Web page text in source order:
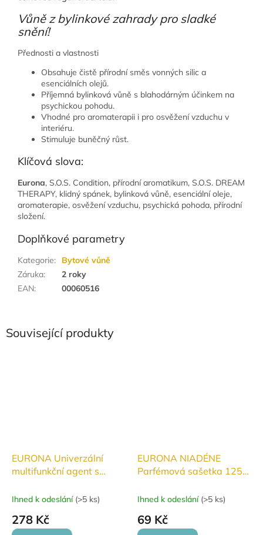
Související produkty
EURONA Univerzální
multifunkční agent s
Ihned k odeslání (>5 ks)
278 Kč
EURONA NIADÉNE
Parfémová sašetka 125
Ihned k odeslání (>5 ks)
69 Kč
Vůně z bylinkové zahrady pro sladké
snění!
Přednosti a vlastnosti
Obsahuje čistě přírodní směs vonných silic a
esenciálních olejů.
Příjemná bylinková vůně s blahodárným účinkem na
psychickou pohodu.
Vhodné pro aromaterapii i pro osvěžení vzduchu v
interiéru.
Stimuluje buněčný růst.
Klíčová slova:
Eurona, S.O.S. Condition, přírodní aromatikum, S.O.S. DREAM
THERAPY, klidný spánek, bylinková vůně, esenciální oleje,
aromaterapie, osvěžení vzduchu, psychická pohoda, přírodní
složení.
Doplňkové parametry
Kategorie:
Bytové vůně
Záruka:
2 roky
EAN: 00060516